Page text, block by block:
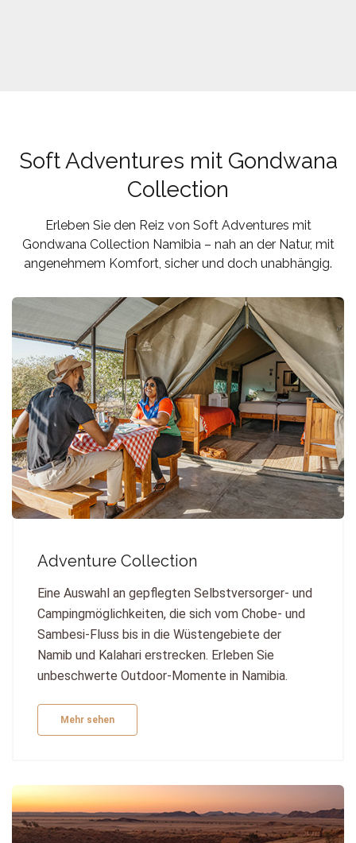
Soft Adventures mit Gondwana
Collection
Erleben Sie den Reiz von Soft Adventures mit
Gondwana Collection Namibia – nah an der Natur, mit
angenehmem Komfort, sicher und doch unabhängig.
Adventure Collection
Eine Auswahl an gepflegten Selbstversorger- und
Campingmöglichkeiten, die sich vom Chobe- und
Sambesi-Fluss bis in die Wüstengebiete der
Namib und Kalahari erstrecken. Erleben Sie
unbeschwerte Outdoor-Momente in Namibia.
Mehr sehen